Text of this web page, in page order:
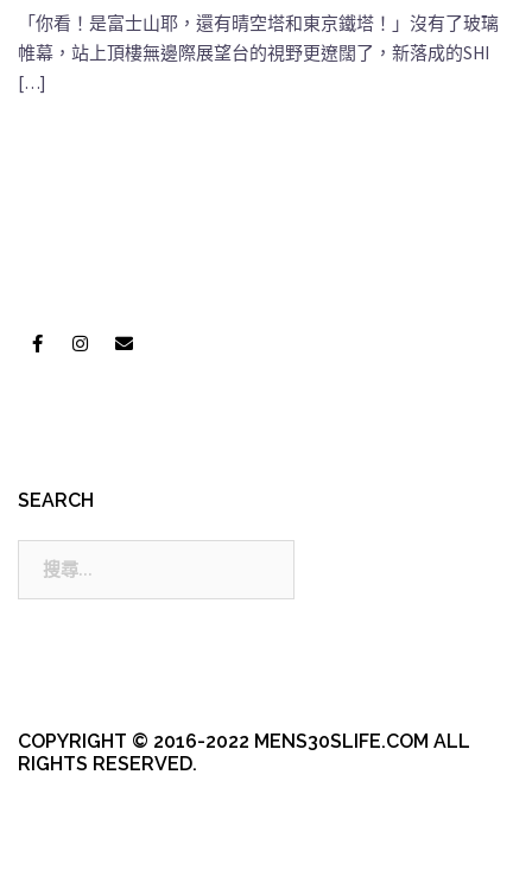
「你看！是富士山耶，還有晴空塔和東京鐵塔！」沒有了玻璃
帷幕，站上頂樓無邊際展望台的視野更遼闊了，新落成的SHI
[…]
SEARCH
COPYRIGHT © 2016-2022 MENS30SLIFE.COM ALL
RIGHTS RESERVED.